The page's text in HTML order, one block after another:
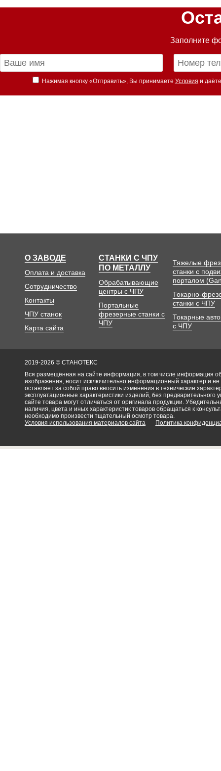
Заполните
Нажимая кнопку «Отправить», Вы принимаете Условия и
О ЗАВОДЕ
Оплата и доставка
Сотрудничество
Контакты
ЧПУ станок
Карта сайта
СТАНКИ С ЧПУ
ПО МЕТАЛЛУ
Обрабатывающие
центры с ЧПУ
Портальные
фрезерные станки с
ЧПУ
Тяжелые
станки с
порталом
Токарно-
станки с ЧПУ
Токарные
с ЧПУ
2019-2026 © СТАНОТЕКС
Вся размещённая на сайте информация, в том числе информация об
изображения, носит исключительно информационный характер и
оставляет за собой право вносить изменения в технические
эксплуатационные характеристики изделий, без
сайте товара могут отличаться от оригинала продукции.
наличия, цвета и иных характеристик товаров обращаться к
необходимо произвести тщательный осмотр товара.
Условия использования материалов сайта
Политика